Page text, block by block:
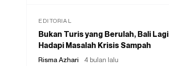
EDITORIAL
Bukan Turis yang Berulah, Bali Lagi
Hadapi Masalah Krisis Sampah
Risma Azhari 4 bulan lalu